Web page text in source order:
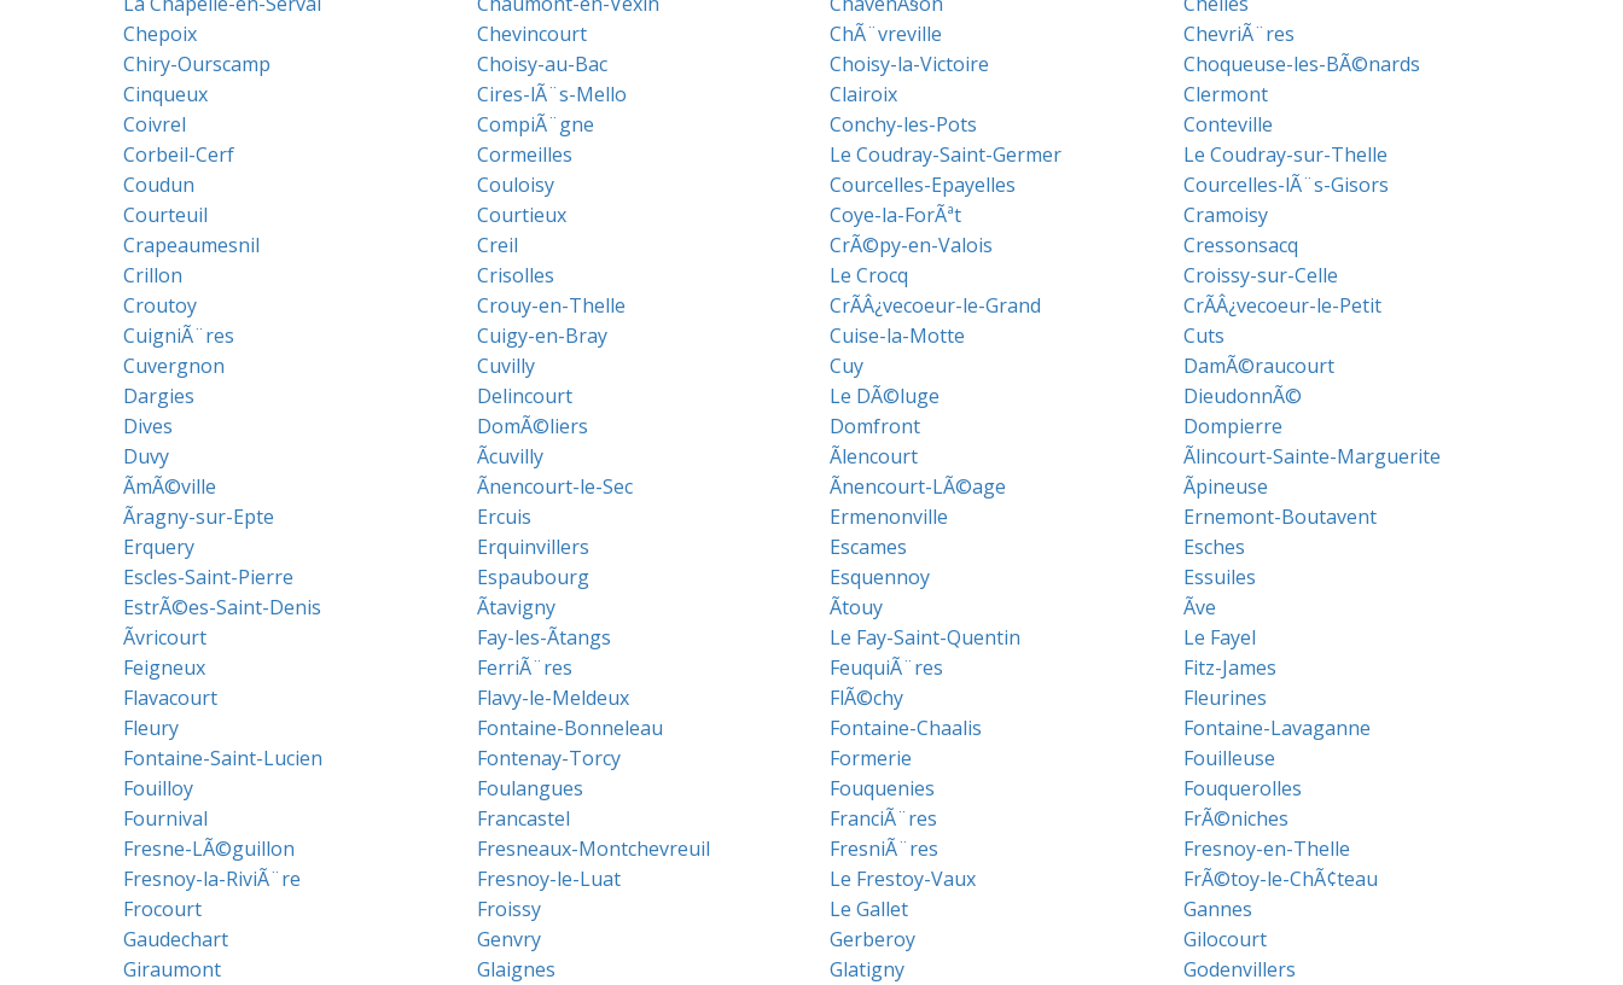
Chepoix
Chevincourt ChÃ¨vreville
ChevriÃ¨res
Chiry-Ourscamp
Choisy-au-Bac Choisy-la-Victoire
Choqueuse-les-BÃ©nards
Cinqueux
Cires-lÃ¨s-Mello Clairoix
Clermont
Coivrel
CompiÃ¨gne Conchy-les-Pots
Conteville
Corbeil-Cerf
Cormeilles Le Coudray-Saint-Germer
Le Coudray-sur-Thelle
Coudun
Couloisy Courcelles-Epayelles
Courcelles-lÃ¨s-Gisors
Courteuil
Courtieux Coye-la-ForÃªt
Cramoisy
Crapeaumesnil
Creil CrÃ©py-en-Valois
Cressonsacq
Crillon
Crisolles Le Crocq
Croissy-sur-Celle
Croutoy
Crouy-en-Thelle CrÃÂ¿vecoeur-le-Grand
CrÃÂ¿vecoeur-le-Petit
CuigniÃ¨res
Cuigy-en-Bray Cuise-la-Motte
Cuts
Cuvergnon
Cuvilly Cuy
DamÃ©raucourt
Dargies
Delincourt Le DÃ©luge
DieudonnÃ©
Dives
DomÃ©liers Domfront
Dompierre
Duvy
Ãcuvilly Ãlencourt
Ãlincourt-Sainte-Marguerite
ÃmÃ©ville
Ãnencourt-le-Sec Ãnencourt-LÃ©age
Ãpineuse
Ãragny-sur-Epte
Ercuis Ermenonville
Ernemont-Boutavent
Erquery
Erquinvillers Escames
Esches
Escles-Saint-Pierre
Espaubourg Esquennoy
Essuiles
EstrÃ©es-Saint-Denis
Ãtavigny Ãtouy
Ãve
Ãvricourt
Fay-les-Ãtangs Le Fay-Saint-Quentin
Le Fayel
Feigneux
FerriÃ¨res FeuquiÃ¨res
Fitz-James
Flavacourt
Flavy-le-Meldeux FlÃ©chy
Fleurines
Fleury
Fontaine-Bonneleau Fontaine-Chaalis
Fontaine-Lavaganne
Fontaine-Saint-Lucien
Fontenay-Torcy Formerie
Fouilleuse
Fouilloy
Foulangues Fouquenies
Fouquerolles
Fournival
Francastel FranciÃ¨res
FrÃ©niches
Fresne-LÃ©guillon
Fresneaux-Montchevreuil FresniÃ¨res
Fresnoy-en-Thelle
Fresnoy-la-RiviÃ¨re
Fresnoy-le-Luat Le Frestoy-Vaux
FrÃ©toy-le-ChÃ¢teau
Frocourt
Froissy Le Gallet
Gannes
Gaudechart
Genvry Gerberoy
Gilocourt
Giraumont
Glaignes Glatigny
Godenvillers